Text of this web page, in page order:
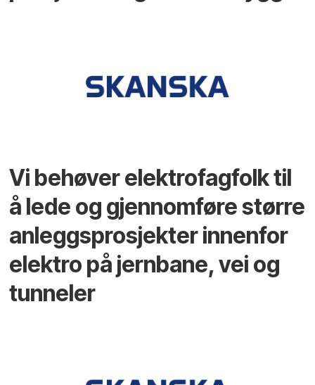
Vi behøver elektrofagfolk til
å lede og gjennomføre større
anleggsprosjekter innenfor
elektro på jernbane, vei og
tunneler